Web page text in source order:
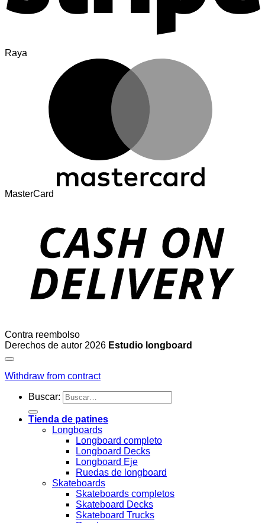
Raya
MasterCard
Contra reembolso
Derechos de autor 2026 Estudio longboard
Withdraw from contract
Buscar:
Tienda de patines
Longboards
Longboard completo
Longboard Decks
Longboard Eje
Ruedas de longboard
Skateboards
Skateboards completos
Skateboard Decks
Skateboard Trucks